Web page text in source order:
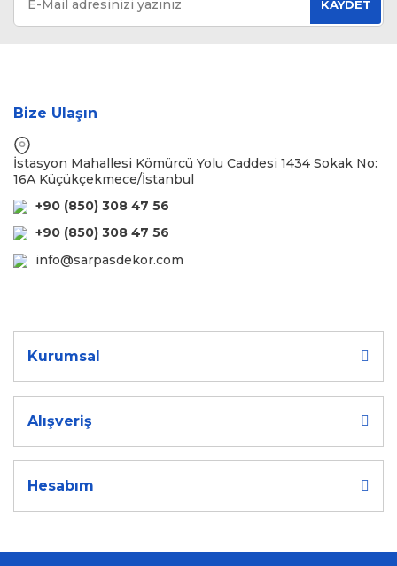
KAYDET
Bize Ulaşın
İstasyon Mahallesi Kömürcü Yolu Caddesi 1434 Sokak No:
16A Küçükçekmece/İstanbul
+90 (850) 308 47 56
+90 (850) 308 47 56
info@sarpasdekor.com
Kurumsal
Alışveriş
Hesabım